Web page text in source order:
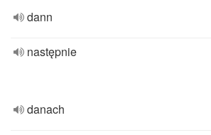
dann
następnie
danach